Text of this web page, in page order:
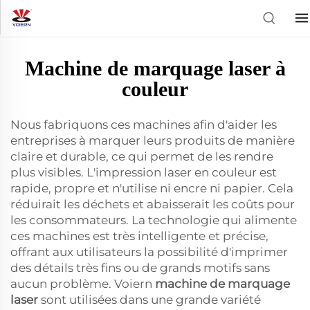
Machine de marquage laser à
couleur
Nous fabriquons ces machines afin d'aider les
entreprises à marquer leurs produits de manière
claire et durable, ce qui permet de les rendre
plus visibles. L'impression laser en couleur est
rapide, propre et n'utilise ni encre ni papier. Cela
réduirait les déchets et abaisserait les coûts pour
les consommateurs. La technologie qui alimente
ces machines est très intelligente et précise,
offrant aux utilisateurs la possibilité d'imprimer
des détails très fins ou de grands motifs sans
aucun problème. Voiern machine de marquage
laser sont utilisées dans une grande variété